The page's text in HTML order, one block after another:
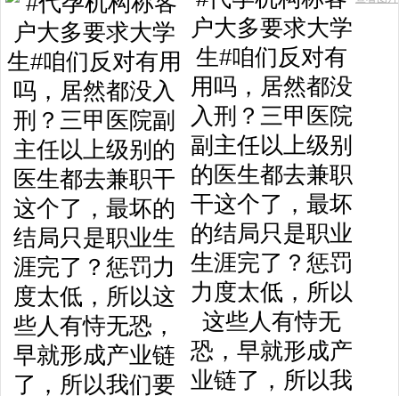
户大多要求大学
生#咱们反对有
用吗，居然都没
入刑？三甲医院
副主任以上级别
的医生都去兼职
干这个了，最坏
的结局只是职业
生涯完了？惩罚
力度太低，所以
这些人有恃无
恐，早就形成产
业链了，所以我